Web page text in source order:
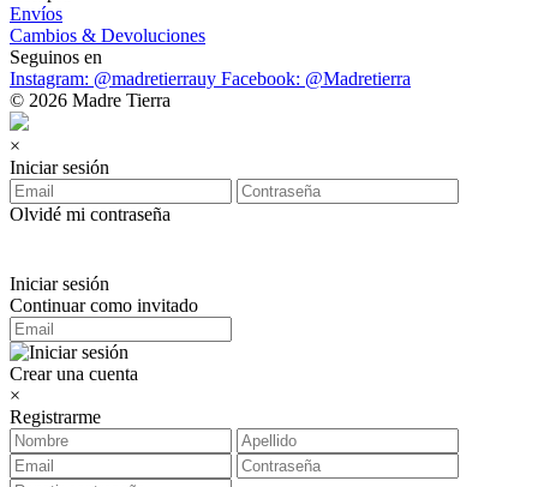
Envíos
Cambios & Devoluciones
Seguinos en
Instagram: @madretierrauy Facebook: @Madretierra
© 2026 Madre Tierra
×
Iniciar sesión
Olvidé mi contraseña
Iniciar sesión
Continuar como invitado
Crear una cuenta
×
Registrarme